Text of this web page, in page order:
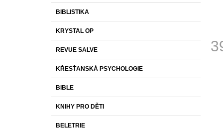
BIBLISTIKA
KRYSTAL OP
REVUE SALVE
KŘESŤANSKÁ PSYCHOLOGIE
BIBLE
KNIHY PRO DĚTI
BELETRIE